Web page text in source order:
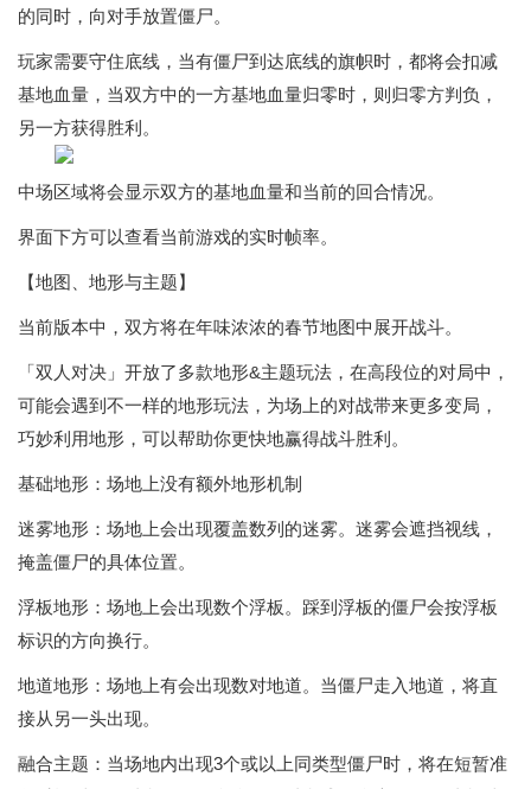
的同时，向对手放置僵尸。
玩家需要守住底线，当有僵尸到达底线的旗帜时，都将会扣减
基地血量，当双方中的一方基地血量归零时，则归零方判负，
另一方获得胜利。
中场区域将会显示双方的基地血量和当前的回合情况。
界面下方可以查看当前游戏的实时帧率。
【地图、地形与主题】
当前版本中，双方将在年味浓浓的春节地图中展开战斗。
「双人对决」开放了多款地形&主题玩法，在高段位的对局中，
可能会遇到不一样的地形玩法，为场上的对战带来更多变局，
巧妙利用地形，可以帮助你更快地赢得战斗胜利。
基础地形：场地上没有额外地形机制
迷雾地形：场地上会出现覆盖数列的迷雾。迷雾会遮挡视线，
掩盖僵尸的具体位置。
浮板地形：场地上会出现数个浮板。踩到浮板的僵尸会按浮板
标识的方向换行。
地道地形：场地上有会出现数对地道。当僵尸走入地道，将直
接从另一头出现。
融合主题：当场地内出现3个或以上同类型僵尸时，将在短暂准